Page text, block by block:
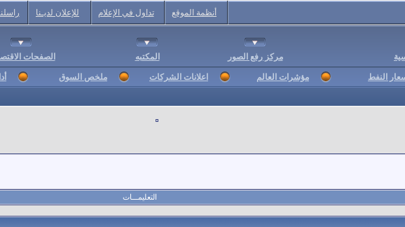
أنظمة الموقع تداول في الإعلام للإعلان لديـنا
مركز رفع الصور المكتبه الصفحات
النفط مؤشرات العالم اعلانات الشركات ملخص السوق
التعليمـــات